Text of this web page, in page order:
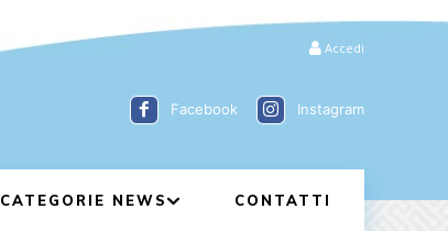
Accedi
Facebook Instagram
CATEGORIE NEWS CONTATTI